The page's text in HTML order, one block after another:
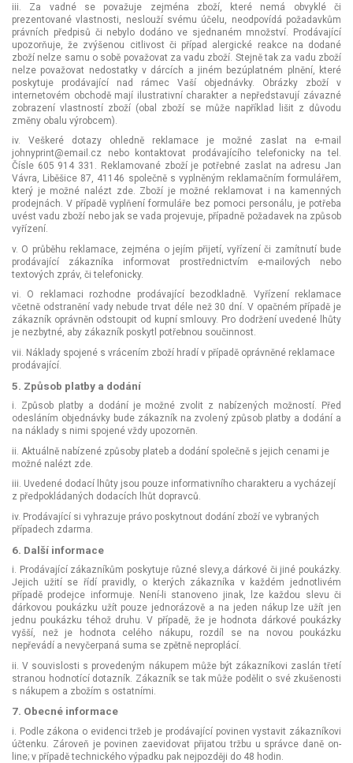
iii. Za vadné se považuje zejména zboží, které nemá obvyklé či
prezentované vlastnosti, neslouží svému účelu, neodpovídá požadavkům
právních předpisů či nebylo dodáno ve sjednaném množství. Prodávající
upozorňuje, že zvýšenou citlivost či případ alergické reakce na dodané
zboží nelze samu o sobě považovat za vadu zboží. Stejně tak za vadu zboží
nelze považovat nedostatky v dárcích a jiném bezúplatném plnění, které
poskytuje prodávající nad rámec Vaší objednávky. Obrázky zboží v
internetovém obchodě mají ilustrativní charakter a nepředstavují závazné
zobrazení vlastností zboží (obal zboží se může například lišit z důvodu
změny obalu výrobcem).
iv. Veškeré dotazy ohledně reklamace je možné zaslat na e-mail
johnyprint@email.cz nebo kontaktovat prodávajícího telefonicky na tel.
Čísle 605 914 331. Reklamované zboží je potřebné zaslat na adresu Jan
Vávra, Liběšice 87, 41146 společně s vyplněným reklamačním formulářem,
který je možné nalézt zde. Zboží je možné reklamovat i na kamenných
prodejnách. V případě vyplňení formuláře bez pomoci personálu, je potřeba
uvést vadu zboží nebo jak se vada projevuje, případně požadavek na způsob
vyřízení.
v. O průběhu reklamace, zejména o jejím přijetí, vyřízení či zamítnutí bude
prodávající zákazníka informovat prostřednictvím e-mailových nebo
textových zpráv, či telefonicky.
vi. O reklamaci rozhodne prodávající bezodkladně. Vyřízení reklamace
včetně odstranění vady nebude trvat déle než 30 dní. V opačném případě je
zákazník oprávněn odstoupit od kupní smlouvy. Pro dodržení uvedené lhůty
je nezbytné, aby zákazník poskytl potřebnou součinnost.
vii. Náklady spojené s vrácením zboží hradí v případě oprávněné reklamace
prodávající.
5. Způsob platby a dodání
i. Způsob platby a dodání je možné zvolit z nabízených možností. Před
odesláním objednávky bude zákazník na zvolený způsob platby a dodání a
na náklady s nimi spojené vždy upozorněn.
ii. Aktuálně nabízené způsoby plateb a dodání společně s jejich cenami je
možné nalézt zde
iii. Uvedené dodací lhůty jsou pouze informativního charakteru a vycházejí
z předpokládaných dodacích lhůt dopravců.
iv. Prodávající si vyhrazuje právo poskytnout dodání zboží ve vybraných
případech zdarma.
6. Další informace
i. Prodávající zákazníkům poskytuje různé slevy,a dárkové či jiné poukázky.
Jejich užití se řídí pravidly, o kterých zákazníka v každém jednotlivém
případě prodejce informuje. Není-li stanoveno jinak, lze každou slevu či
dárkovou poukázku užít pouze jednorázově a na jeden nákup lze užít jen
jednu poukázku téhož druhu. V případě, že je hodnota dárkové poukázky
vyšší, než je hodnota celého nákupu, rozdíl se na novou poukázku
nepřevádí a nevyčerpaná suma se zpětně neproplácí.
ii. V souvislosti s provedeným nákupem může být zákazníkovi zaslán třetí
stranou hodnotící dotazník. Zákazník se tak může podělit o své zkušenosti
s nákupem a zbožím s ostatními.
7. Obecné informace
i. Podle zákona o evidenci tržeb je prodávající povinen vystavit zákazníkovi
účtenku. Zároveň je povinen zaevidovat přijatou tržbu u správce daně on-
line; v případě technického výpadku pak nejpozději do 48 hodin.